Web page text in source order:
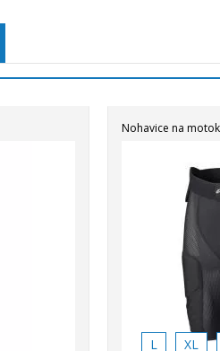
Nohavice na
L XL